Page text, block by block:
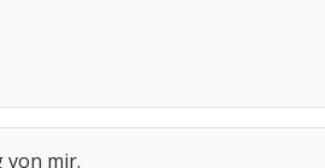
von mir.